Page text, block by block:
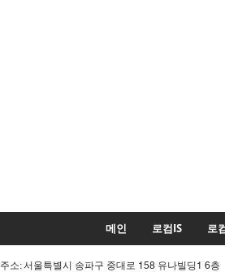
메인 로컴IS 로
주소: 서울특별시 송파구 중대로 158 유나빌딩1 6